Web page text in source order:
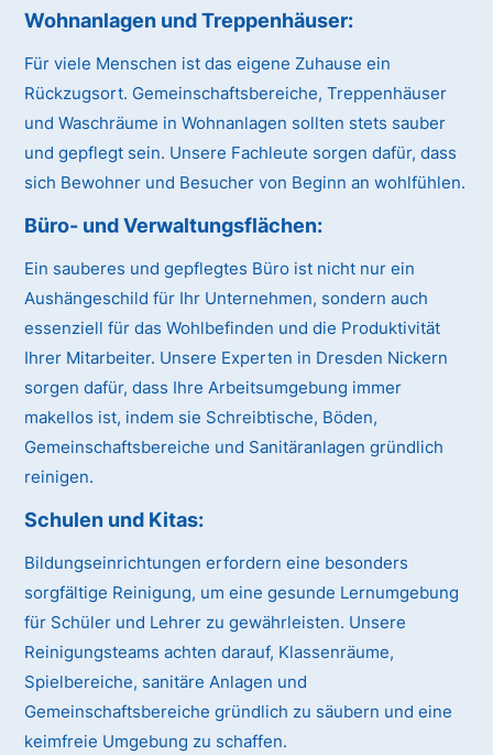
Wohnanlagen und Treppenhäuser:
Für viele Menschen ist das eigene Zuhause ein
Rückzugsort. Gemeinschaftsbereiche, Treppenhäuser
und Waschräume in Wohnanlagen sollten stets sauber
und gepflegt sein. Unsere Fachleute sorgen dafür, dass
sich Bewohner und Besucher von Beginn an wohlfühlen.
Büro- und Verwaltungsflächen:
Ein sauberes und gepflegtes Büro ist nicht nur ein
Aushängeschild für Ihr Unternehmen, sondern auch
essenziell für das Wohlbefinden und die Produktivität
Ihrer Mitarbeiter. Unsere Experten in Dresden Nickern
sorgen dafür, dass Ihre Arbeitsumgebung immer
makellos ist, indem sie Schreibtische, Böden,
Gemeinschaftsbereiche und Sanitäranlagen gründlich
reinigen.
Schulen und Kitas:
Bildungseinrichtungen erfordern eine besonders
sorgfältige Reinigung, um eine gesunde Lernumgebung
für Schüler und Lehrer zu gewährleisten. Unsere
Reinigungsteams achten darauf, Klassenräume,
Spielbereiche, sanitäre Anlagen und
Gemeinschaftsbereiche gründlich zu säubern und eine
keimfreie Umgebung zu schaffen.